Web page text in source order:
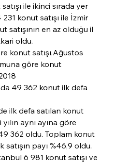
ile ikinci sırada yer
231 konut satışı ile İzmir
satışının en az olduğu il
oldu.
konut satışı,Ağustos
göre konut
49 362 konut ilk defa
ilk defa satılan konut
aynı ayına göre
362 oldu. Toplam konut
satışın payı %46,9 oldu.
6 981 konut satışı ve